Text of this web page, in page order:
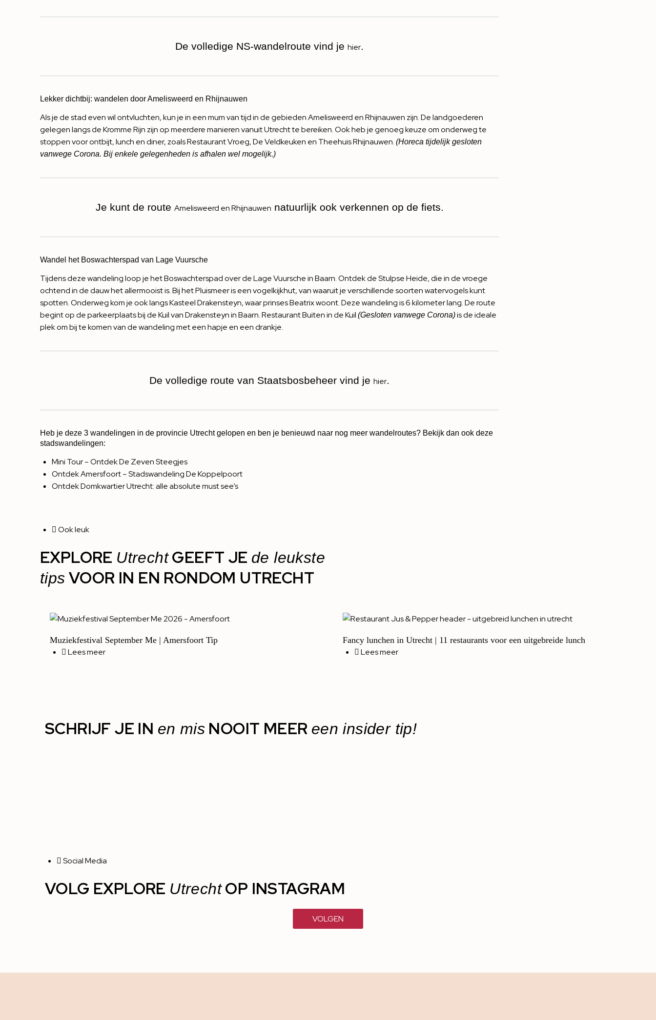
De volledige NS-wandelroute vind je hier.
Lekker dichtbij: wandelen door Amelisweerd en Rhijnauwen
Als je de stad even wil ontvluchten, kun je in een mum van tijd in de gebieden Amelisweerd en Rhijnauwen zijn. De landgoederen
gelegen langs de Kromme Rijn zijn op meerdere manieren vanuit Utrecht te bereiken. Ook heb je genoeg keuze om onderweg te
stoppen voor ontbijt, lunch en diner, zoalsRestaurant Vroeg,De Veldkeuken en Theehuis Rhijnauwen. (Horeca tijdelijk gesloten
vanwege Corona. Bij enkele gelegenheden is afhalen wel mogelijk.)
Je kunt de route Amelisweerd en Rhijnauwen natuurlijk ook verkennen op de fiets.
Wandel het Boswachterspad van Lage Vuursche
Tijdens deze wandeling loop je het Boswachterspad over de Lage Vuursche in Baarn. Ontdek de Stulpse Heide, die in de vroege
ochtend in de dauw het allermooist is. Bij het Pluismeer is een vogelkijkhut, van waaruit je verschillende soorten watervogels kunt
spotten. Onderweg kom je ook langs Kasteel Drakensteyn, waar prinses Beatrix woont. Deze wandeling is 6 kilometer lang. De route
begint op de parkeerplaats bij de Kuil van Drakensteyn in Baarn. RestaurantBuiten in de Kuil (Gesloten vanwege Corona)is de ideale
plek om bij te komen van de wandeling met een hapje en een drankje.
De volledige route van Staatsbosbeheer vind je hier.
Heb je deze 3 wandelingen in de provincie Utrecht gelopen en ben je benieuwd naar nog meer wandelroutes? Bekijk dan ook deze
stadswandelingen:
Mini Tour – Ontdek De Zeven Steegjes
Ontdek Amersfoort – Stadswandeling De Koppelpoort
Ontdek Domkwartier Utrecht: alle absolute must see’s
Ook leuk
EXPLORE UtrechtGEEFT JE de leukste
tips VOOR IN EN RONDOM UTRECHT
Muziekfestival September Me | Amersfoort Tip
Lees meer
Fancy lunchen in Utrecht | 11 restaurants voor een uitgebreide lunch
Lees meer
SCHRIJF JE IN en mis NOOIT MEER een insider tip!
Social Media
VOLG EXPLORE UtrechtOP INSTAGRAM
VOLGEN